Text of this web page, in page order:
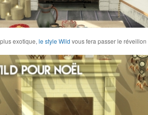
exotique, le style Wild vous fera passer le